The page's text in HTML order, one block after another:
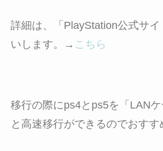
詳細は、「PlayStation公式サ
いします。→ こちら
移行の際にps4とps5を「LANケ
と高速移行ができるのでおすす